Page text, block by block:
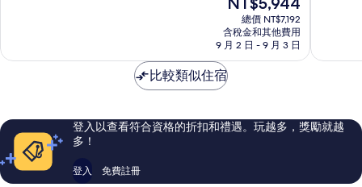
IHG
店
德
納
極
評
論
價
格
為
NT$5,944
總價 NT$7,192
含稅金和其他費用
9 月 2 日 - 9 月 3 日
亞
極
評
論
比較類似住宿
登入以查看符合資格的折扣和禮遇。玩越多，獎勵就越
多！
登入 免費註冊